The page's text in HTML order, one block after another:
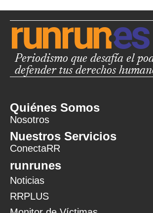
Periodismo que desafía el
defender tus derechos
Quiénes Somos
Nosotros
Nuestros Servicios
ConectaRR
runrunes
Noticias
RRPLUS